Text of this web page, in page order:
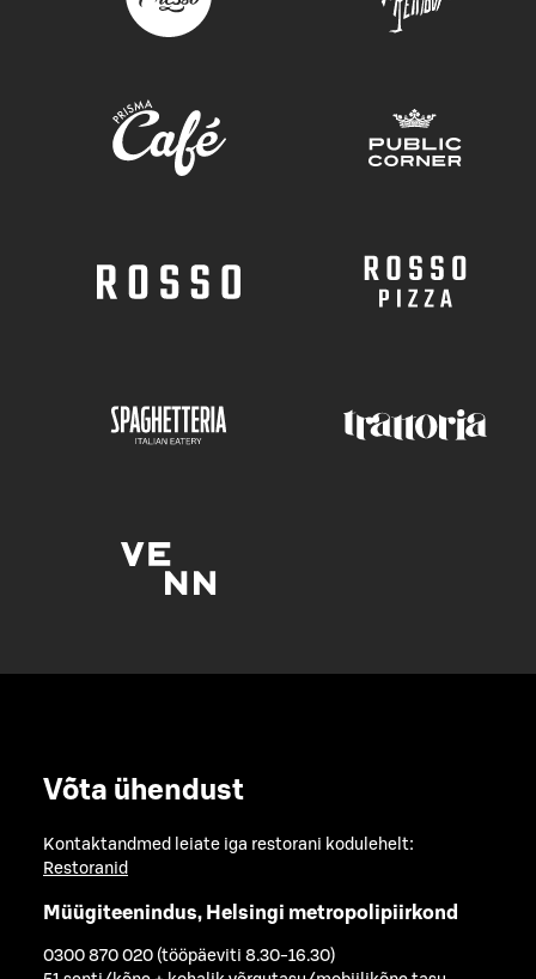
Võta ühendust
Kontaktandmed leiate iga restorani kodulehelt:
Restoranid
Müügiteenindus, Helsingi metropolipiirkond
0300 870 020 (tööpäeviti 8.30-16.30)